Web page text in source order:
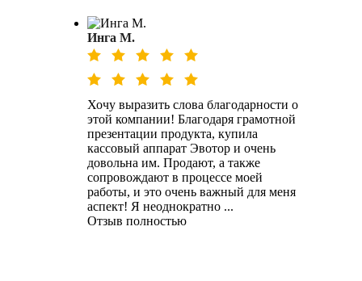
Инга М.
Хочу выразить слова благодарности о
этой компании! Благодаря грамотной
презентации продукта, купила
кассовый аппарат Эвотор и очень
довольна им. Продают, а также
сопровождают в процессе моей
работы, и это очень важный для меня
аспект! Я неоднократно ...
Отзыв полностью